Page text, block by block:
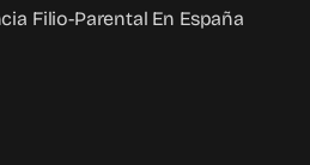
Filio-Parental En España